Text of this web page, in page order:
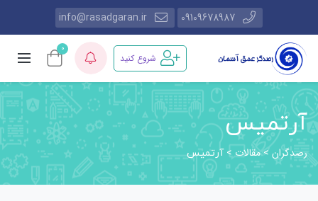
09109678987
info@rasadgaran.ir
شروع کنید
0
آرتمیس
رصدگران>مقالات>آرتمیس